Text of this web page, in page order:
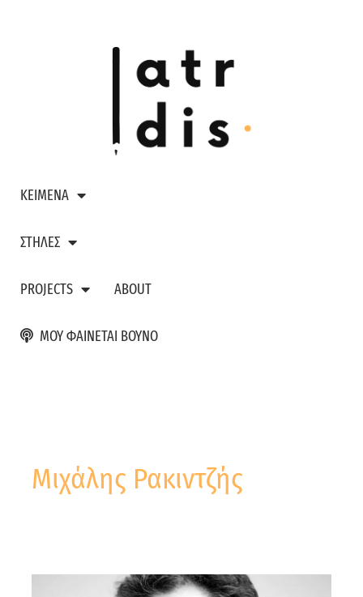
ΚΕΙΜΕΝΑ
ΣΤΗΛΕΣ
PROJECTS ABOUT
ΜΟΥ ΦΑΙΝΕΤΑΙ ΒΟΥΝΟ
Μιχάλης Ρακιντζής